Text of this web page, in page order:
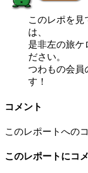
このレポを
は、
是非左の旅ケ
ださい。
つわもの会員
す！
コメント
このレポートへの
このレポートにコ